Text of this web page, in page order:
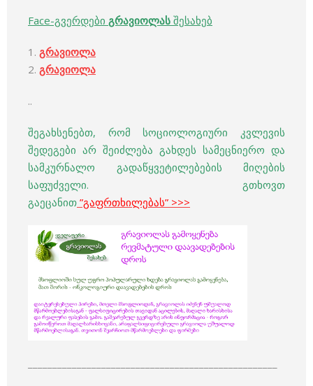
Face-გვერდები გრავიოლას შესახებ
1. გრავიოლა
2. გრავიოლა
..
შეგახსენებთ, რომ სოციოლოგიური კვლევის
შედეგები არ შეიძლება გახდეს სამეცნიერო და
სამკურნალო გადაწყვეტილებების მიღების
საფუძველი. გთხოვთ
გაეცანით ”გაფრთხილებას” >>>